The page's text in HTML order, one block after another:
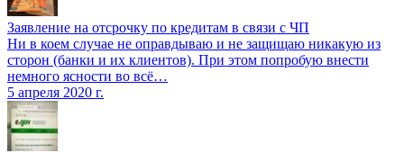
Заявление на отсрочку по кредитам в связи с ЧП
Ни в коем случае не оправдываю и не защищаю никакую из
сторон (банки и их клиентов). При этом попробую внести
немного ясности во всё…
5 апреля 2020 г.